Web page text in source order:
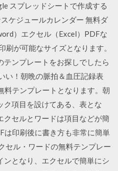
スプレッドシートで作成する
ケジュールカレンダー 無料ダ
）エクセル（Excel）PDFな
刷が可能なサイズとなります。
ンプレートをお探しでしたら
い！朝晩の脈拍＆血圧記録表
料テンプレートとなります。朝
ク項目を設けてある、表とな
クセルとワードは項目などが簡
は印刷後に書き方も非常に簡単
セル・ワードの無料テンプレー
ンとなり、エクセルで簡単にシ